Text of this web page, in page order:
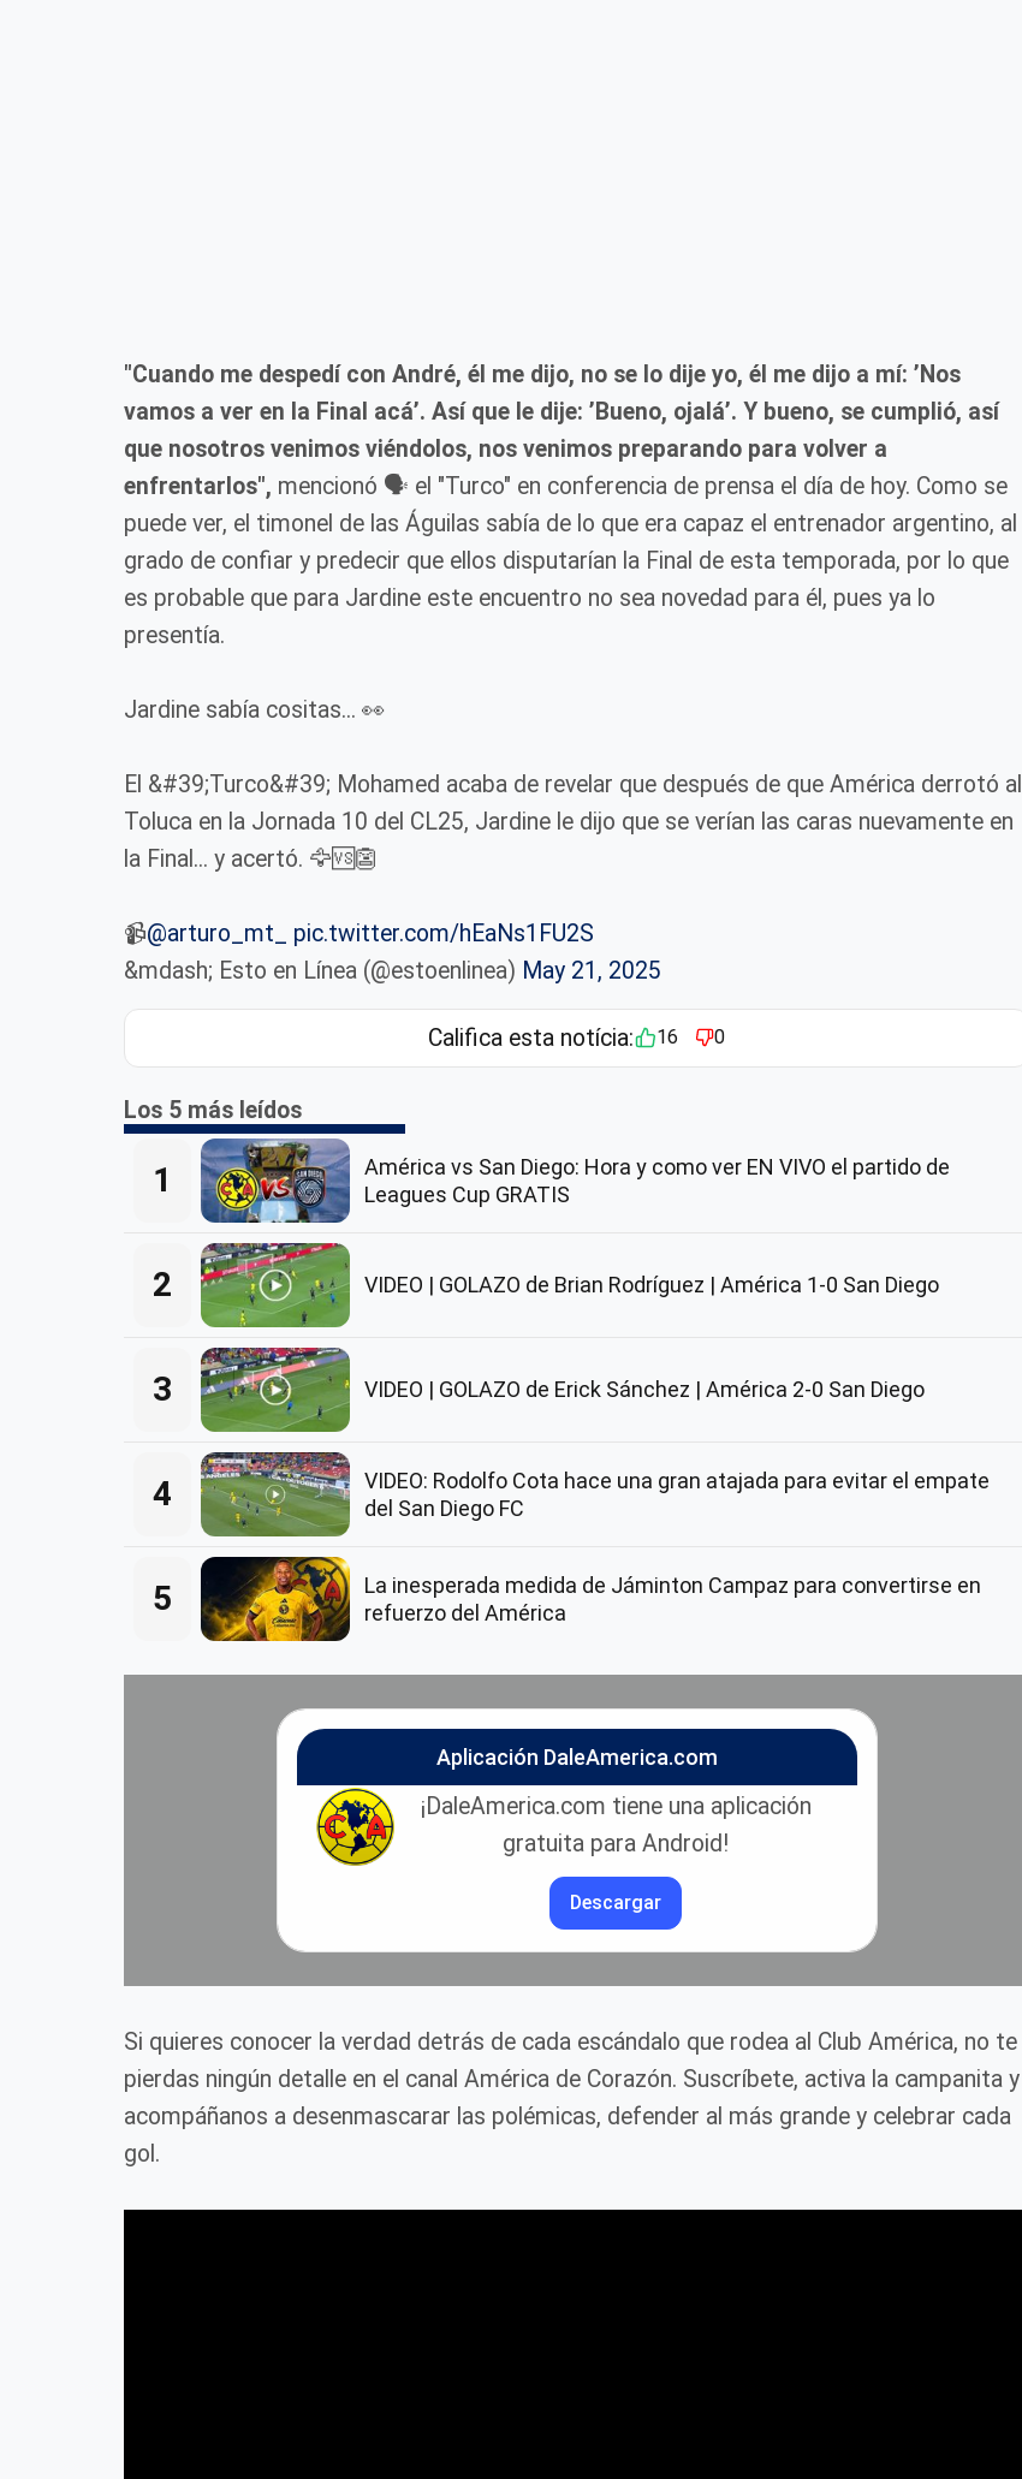
"Cuando me despedí con André, él me dijo, no se lo dije yo, él me dijo a mí: ’Nos
vamos a ver en la Final acá’. Así que le dije: ’Bueno, ojalá’. Y bueno, se cumplió, así
que nosotros venimos viéndolos, nos venimos preparando para volver a
enfrentarlos", mencionó 🗣️ el "Turco" en conferencia de prensa el día de hoy. Como se
puede ver, el timonel de las Águilas sabía de lo que era capaz el entrenador argentino, al
grado de confiar y predecir que ellos disputarían la Final de esta temporada, por lo que
es probable que para Jardine este encuentro no sea novedad para él, pues ya lo
presentía.
Jardine sabía cositas... 👀
El &#39;Turco&#39; Mohamed acaba de revelar que después de que América derrotó al
Toluca en la Jornada 10 del CL25, Jardine le dijo que se verían las caras nuevamente en
la Final... y acertó. 🦅🆚👺
📹@arturo_mt_
pic.twitter.com/hEaNs1FU2S
&mdash; Esto en Línea (@estoenlinea) May 21, 2025
Califica esta notícia: 16 0
Los 5 más leídos
1
América vs San Diego: Hora y como ver EN VIVO el partido de
Leagues Cup GRATIS
2 VIDEO | GOLAZO de Brian Rodríguez | América 1-0 San Diego
3 VIDEO | GOLAZO de Erick Sánchez | América 2-0 San Diego
4
VIDEO: Rodolfo Cota hace una gran atajada para evitar el empate
del San Diego FC
5
La inesperada medida de Jáminton Campaz para convertirse en
refuerzo del América
Aplicación DaleAmerica.com
¡DaleAmerica.com tiene una aplicación
gratuita para Android!
Descargar
Si quieres conocer la verdad detrás de cada escándalo que rodea al Club América, no te
pierdas ningún detalle en el canal América de Corazón. Suscríbete, activa la campanita y
acompáñanos a desenmascarar las polémicas, defender al más grande y celebrar cada
gol.